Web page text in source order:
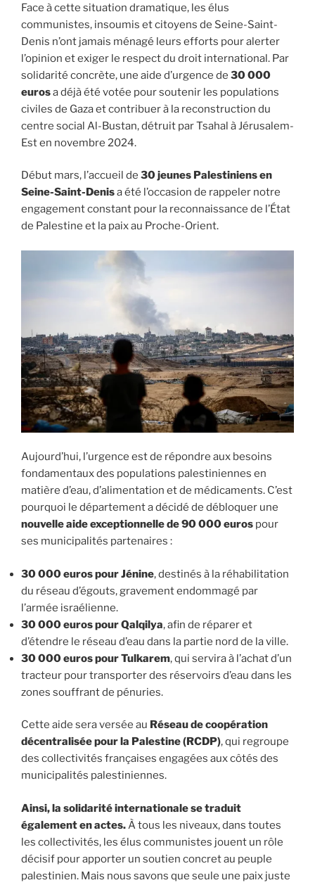
Face à cette situation dramatique, les élus
communistes, insoumis et citoyens de Seine-Saint-
Denis n’ont jamais ménagé leurs efforts pour alerter
l’opinion et exiger le respect du droit international. Par
solidarité concrète, une aide d’urgence de 30 000
eurosa déjà été votée pour soutenir les populations
civiles de Gaza et contribuer à la reconstruction du
centre social Al-Bustan, détruit par Tsahal à Jérusalem-
Est en novembre 2024.
Début mars, l’accueil de 30 jeunes Palestiniens en
Seine-Saint-Denisa été l’occasion de rappeler notre
engagement constant pour la reconnaissance de l’État
de Palestine et la paix au Proche-Orient.
Aujourd’hui, l’urgence est de répondre aux besoins
fondamentaux des populations palestiniennes en
matière d’eau, d’alimentation et de médicaments. C’est
pourquoi le département a décidé de débloquer une
nouvelle aide exceptionnelle de 90 000 euros pour
ses municipalités partenaires :
30 000 euros pour Jénine, destinés à la réhabilitation
du réseau d’égouts, gravement endommagé par
l’armée israélienne.
30 000 euros pour Qalqilya, afin de réparer et
d’étendre le réseau d’eau dans la partie nord de la ville.
30 000 euros pour Tulkarem, qui servira à l’achat d’un
tracteur pour transporter des réservoirs d’eau dans les
zones souffrant de pénuries.
Cette aide sera versée au Réseau de coopération
décentralisée pour la Palestine (RCDP), qui regroupe
des collectivités françaises engagées aux côtés des
municipalités palestiniennes.
Ainsi, la solidarité internationale se traduit
également en actes.À tous les niveaux, dans toutes
les collectivités, les élus communistes jouent un rôle
décisif pour apporter un soutien concret au peuple
palestinien. Mais nous savons que seule une paix juste